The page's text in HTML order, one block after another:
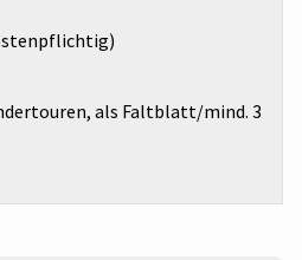
als Faltblatt/mind. 3